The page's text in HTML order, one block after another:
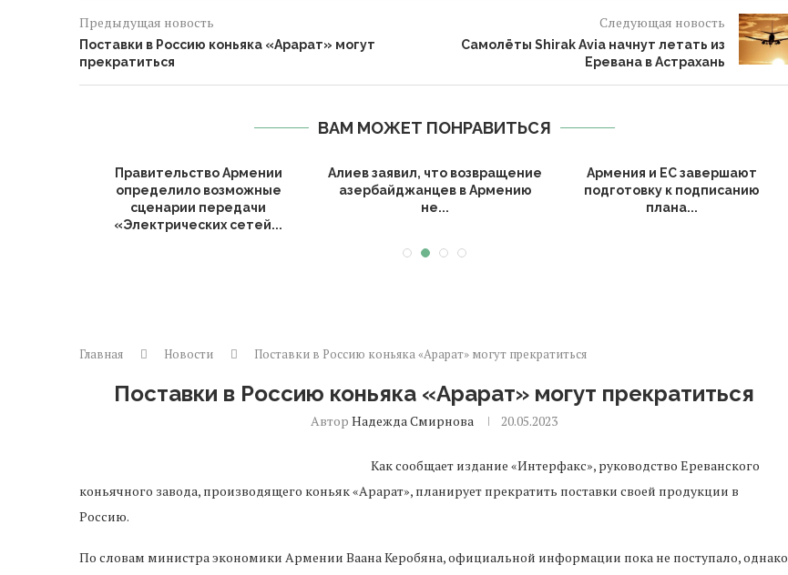
Предыдущая новость
Поставки в Россию коньяка «Арарат» могут
прекратиться
Следующая новость
Самолёты Shirak Avia начнут летать из
Еревана в Астрахань
ВАМ МОЖЕТ ПОНРАВИТЬСЯ
Правительство Армении
определило возможные
сценарии передачи
«Электрических сетей...
Алиев заявил, что возвращение
азербайджанцев в Армению
не...
Армения и ЕС завершают
подготовку к подписанию
плана...
Главная Новости Поставки в Россию коньяка «Арарат» могут прекратиться
Поставки в Россию коньяка «Арарат» могут прекратиться
АвторНадежда Смирнова 20.05.2023
Как сообщает издание «Интерфакс», руководство Ереванского
коньячного завода, производящего коньяк «Арарат», планирует прекратить поставки своей продукции в
Россию.
По словам министра экономики Армении Ваана Керобяна, официальной информации пока не поступало, однако